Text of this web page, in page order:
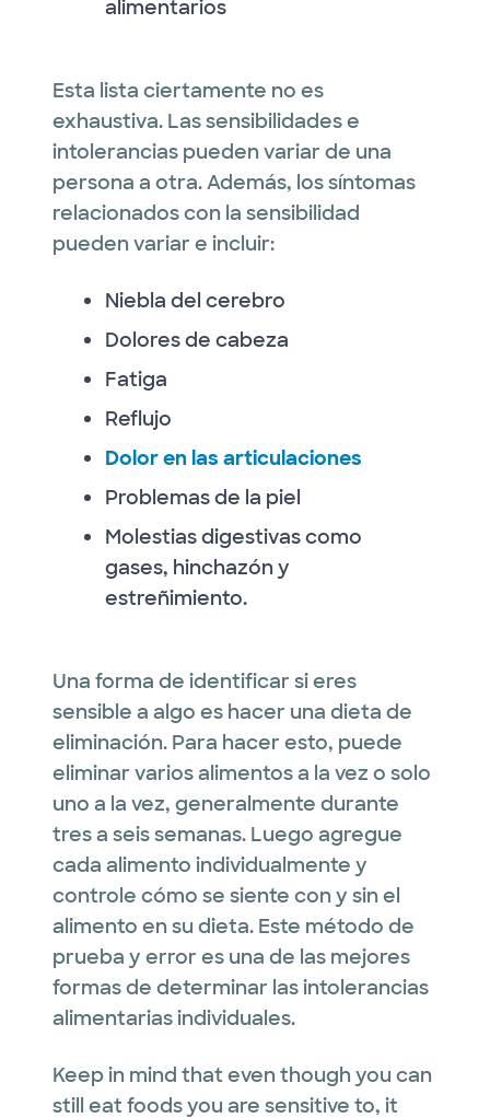
alimentarios
Esta lista ciertamente no es
exhaustiva. Las sensibilidades e
intolerancias pueden variar de una
persona a otra. Además, los síntomas
relacionados con la sensibilidad
pueden variar e incluir:
Niebla del cerebro
Dolores de cabeza
Fatiga
Reflujo
Dolor en las articulaciones
Problemas de la piel
Molestias digestivas como
gases, hinchazón y
estreñimiento.
Una forma de identificar si eres
sensible a algo es hacer una dieta de
eliminación. Para hacer esto, puede
eliminar varios alimentos a la vez o solo
uno a la vez, generalmente durante
tres a seis semanas. Luego agregue
cada alimento individualmente y
controle cómo se siente con y sin el
alimento en su dieta. Este método de
prueba y error es una de las mejores
formas de determinar las intolerancias
alimentarias individuales.
Keep in mind that even though you can
still eat foods you are sensitive to, it